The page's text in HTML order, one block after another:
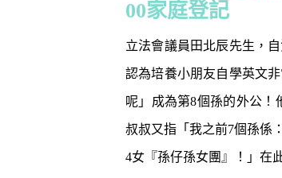
00家庭登記
立法會議員田北辰先生，
認為培養小朋友自學英文
呢」成為第8個孫的外公！
叔叔又指「我之前7個孫係
4女『孫仔孫女團』！」在
1